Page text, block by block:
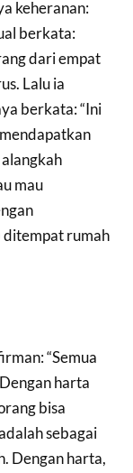
keheranan:
berkata:
dari empat
Lalu ia
berkata: “Ini
mau
ditempat rumah
“Semua
harta
bisa
sebagai
Dengan harta,